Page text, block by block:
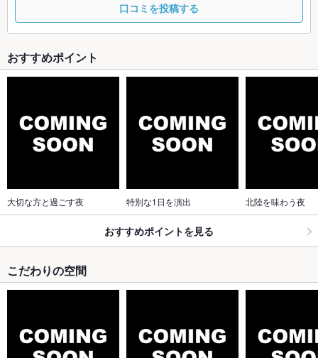
口コミを投稿する
おすすめポイント
大切な方と過ごす夜 特別な1日を演出 北陸を味わう夜
おすすめポイントを見る
こだわりの空間